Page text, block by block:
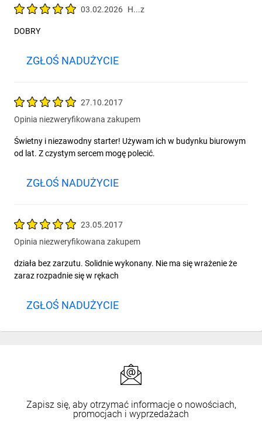
03.02.2026 H...z
DOBRY
ZGŁOŚ NADUŻYCIE
27.10.2017
Opinia niezweryfikowana zakupem
Świetny i niezawodny starter! Używam ich w budynku biurowym
od lat. Z czystym sercem mogę polecić.
ZGŁOŚ NADUŻYCIE
23.05.2017
Opinia niezweryfikowana zakupem
działa bez zarzutu. Solidnie wykonany. Nie ma się wrażenie że
zaraz rozpadnie się w rękach
ZGŁOŚ NADUŻYCIE
Zapisz się, aby otrzymać informacje o nowościach,
promocjach i wyprzedażach